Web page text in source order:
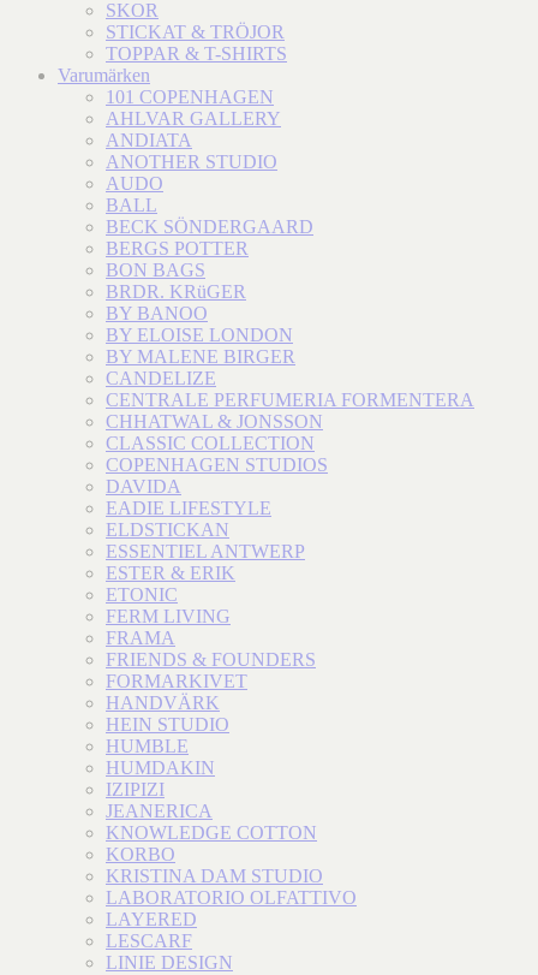
SKOR
STICKAT & TRÖJOR
TOPPAR & T-SHIRTS
Varumärken
101 COPENHAGEN
AHLVAR GALLERY
ANDIATA
ANOTHER STUDIO
AUDO
BALL
BECK SÖNDERGAARD
BERGS POTTER
BON BAGS
BRDR. KRüGER
BY BANOO
BY ELOISE LONDON
BY MALENE BIRGER
CANDELIZE
CENTRALE PERFUMERIA FORMENTERA
CHHATWAL & JONSSON
CLASSIC COLLECTION
COPENHAGEN STUDIOS
DAVIDA
EADIE LIFESTYLE
ELDSTICKAN
ESSENTIEL ANTWERP
ESTER & ERIK
ETONIC
FERM LIVING
FRAMA
FRIENDS & FOUNDERS
FORMARKIVET
HANDVÄRK
HEIN STUDIO
HUMBLE
HUMDAKIN
IZIPIZI
JEANERICA
KNOWLEDGE COTTON
KORBO
KRISTINA DAM STUDIO
LABORATORIO OLFATTIVO
LAYERED
LESCARF
LINIE DESIGN